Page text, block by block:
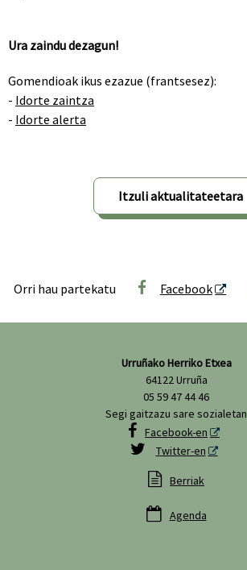
Ura zaindu dezagun!
Gomendioak ikus ezazue (frantsesez):
- Idorte zaintza
- Idorte alerta
Itzuli aktualitateetara
Orri hau partekatu Facebook
Urruñako Herriko Etxea
64122 Urruña
05 59 47 44 46
Segi gaitzazu sare sozialetan
 Facebook-en
 Twitter-en
 Berriak
 Agenda